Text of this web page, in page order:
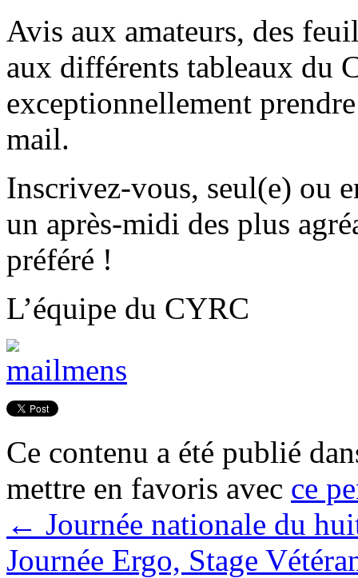
Avis aux amateurs, des
aux différents tableaux du
exceptionnellement
mail.
Inscrivez-vous, seul(e) ou
un après-midi des plus
préféré !
L’équipe du CYRC
Ce contenu a été publié
mettre en favoris avec ce
← Journée nationale du
Journée Ergo, Stage